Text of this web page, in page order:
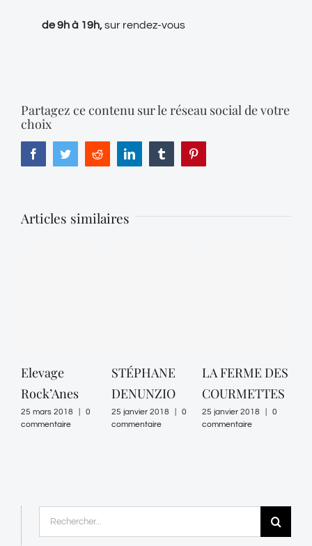
de 9h à 19h,sur rendez-vous
Partagez ce contenu sur le réseau social de votre
choix
FacebookTwitterReddit LinkedIn Tumblr
Articles similaires
Elevage
Rock’Anes
25 mars 2018
0
commentaire
STÉPHANE
DENUNZIO
25 janvier 2018
0
commentaire
LA FERME DES
COURMETTES
25 janvier 2018
0
commentaire